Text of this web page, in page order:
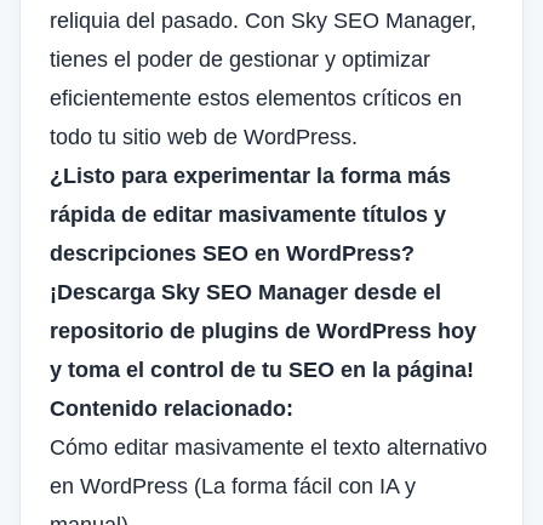
reliquia del pasado. Con Sky SEO Manager,
tienes el poder de gestionar y optimizar
eficientemente estos elementos críticos en
todo tu sitio web de WordPress.
¿Listo para experimentar la forma más
rápida de editar masivamente títulos y
descripciones SEO en WordPress?
¡Descarga Sky SEO Manager desde el
repositorio de plugins de WordPress hoy
y toma el control de tu SEO en la página!
Contenido relacionado:
Cómo editar masivamente el texto alternativo
en WordPress (La forma fácil con IA y